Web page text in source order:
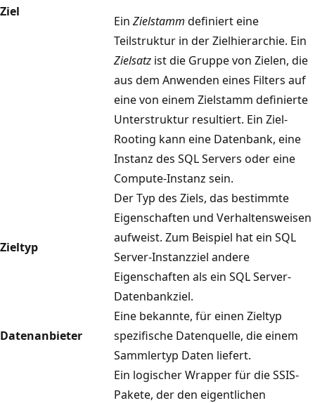
Ziel
Ein Zielstamm definiert eine
Teilstruktur in der Zielhierarchie. Ein
Zielsatz ist die Gruppe von Zielen, die
aus dem Anwenden eines Filters auf
eine von einem Zielstamm definierte
Unterstruktur resultiert. Ein Ziel-
Rooting kann eine Datenbank, eine
Instanz des SQL Servers oder eine
Compute-Instanz sein.
Zieltyp
Der Typ des Ziels, das bestimmte
Eigenschaften und Verhaltensweisen
aufweist. Zum Beispiel hat ein SQL
Server-Instanzziel andere
Eigenschaften als ein SQL Server-
Datenbankziel.
Datenanbieter
Eine bekannte, für einen Zieltyp
spezifische Datenquelle, die einem
Sammlertyp Daten liefert.
Ein logischer Wrapper für die SSIS-
Pakete, der den eigentlichen